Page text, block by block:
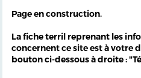
Page en construction.
La fiche terril reprenant les
concernent ce site est à votre
bouton ci-dessous à droite :